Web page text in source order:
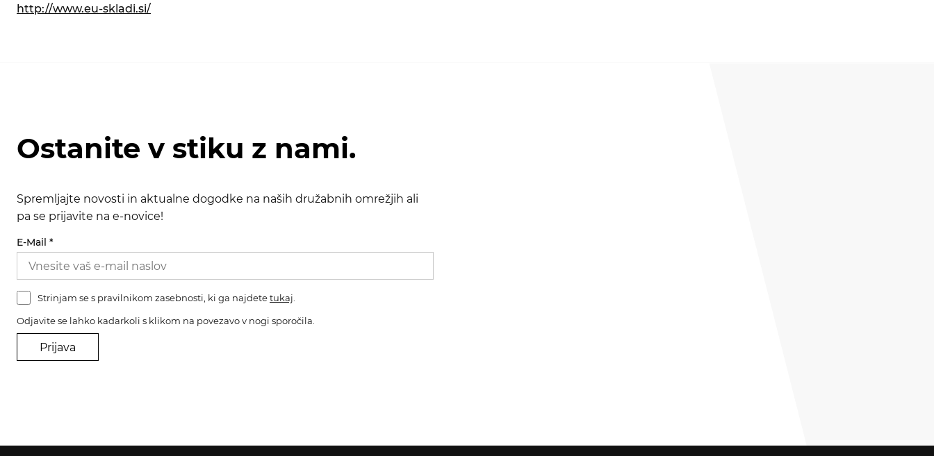
http://www.eu-skladi.si/
Ostanite v stiku z nami.
Spremljajte novosti in aktualne dogodke na naših družabnih omrežjih ali
pa se prijavite na e-novice!
E-Mail *
Strinjam se s pravilnikom zasebnosti, ki ga najdetetukaj.
Odjavite se lahko kadarkoli s klikom na povezavo v nogi sporočila.